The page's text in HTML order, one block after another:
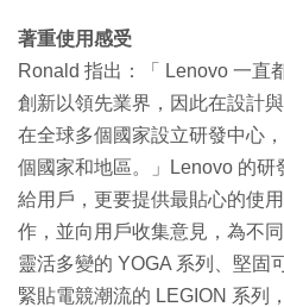
著重使用感受
Ronald 指出：「 Lenovo 一直
創新以領先業界，因此在設計
在全球多個國家設立研發中心
個國家和地區。」Lenovo 的研
給用戶，更要提供最貼心的使
作，並向用戶收集意見，為不
靈活多變的 YOGA 系列、堅固
緊貼電競潮流的 LEGION 系列